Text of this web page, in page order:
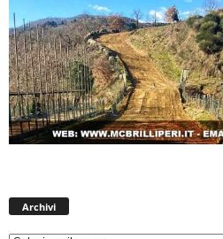
Archivi